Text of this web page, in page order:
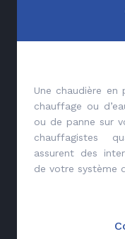
Une chaudière en
chauffage ou
ou de panne sur
chauffagistes
assurent des
de votre système